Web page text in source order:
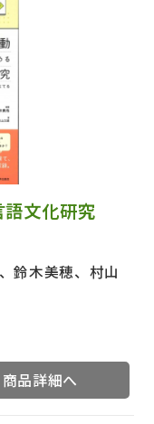
語文化研究
鈴木美穂、村山
商品詳細へ